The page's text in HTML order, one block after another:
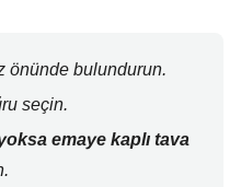
önünde bulundurun.
seçin.
emaye kaplı tava